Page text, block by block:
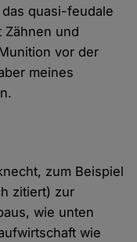
quasi-feudale
Zähnen und
vor der
meines
zum Beispiel
zitiert) zur
wie unten
wie